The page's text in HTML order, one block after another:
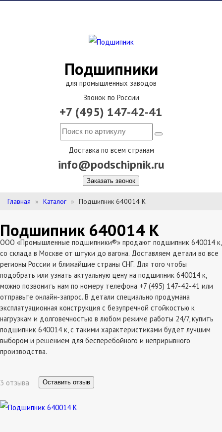
Подшипники
для промышленных заводов
Звонок по России
+7 (495) 147-42-41
Доставка по всем странам
info@podschipnik.ru
Заказать звонок
Главная Каталог Подшипник 640014 К
Подшипник 640014 К
ООО «Промышленные подшипники®» продают подшипник 640014 к,
со склада в Москве от штуки до вагона. Доставляем детали во все
регионы России и ближайшие страны СНГ. Для того чтобы
подобрать или узнать актуальную цену на подшипник 640014 к,
можно позвонить нам по номеру телефона +7 (495) 147-42-41 или
отправьте онлайн-запрос. В детали специально продумана
эксплатуационная конструкция с безупречной стойкостью к
нагрузкам и долговечностью в любом режиме работы 24/7, купить
подшипник 640014 к, с такими характеристиками будет лучшим
выбором и решением для бесперебойного и неприрывного
производства.
3 отзыва Оставить отзыв